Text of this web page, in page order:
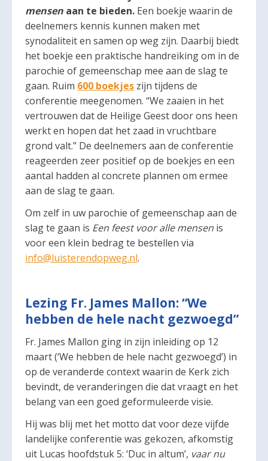
mensen aan te bieden. Een boekje waarin de
deelnemers kennis kunnen maken met
synodaliteit en samen op weg zijn. Daarbij biedt
het boekje een praktische handreiking om in de
parochie of gemeenschap mee aan de slag te
gaan. Ruim 600 boekjes zijn tijdens de
conferentie meegenomen. “We zaaien in het
vertrouwen dat de Heilige Geest door ons heen
werkt en hopen dat het zaad in vruchtbare
grond valt.” De deelnemers aan de conferentie
reageerden zeer positief op de boekjes en een
aantal hadden al concrete plannen om ermee
aan de slag te gaan.
Om zelf in uw parochie of gemeenschap aan de
slag te gaan is Een feest voor alle mensen is
voor een klein bedrag te bestellen via
info@luisterendopweg.nl.
Lezing Fr. James Mallon: “We
hebben de hele nacht gezwoegd”
Fr. James Mallon ging in zijn inleiding op 12
maart (‘We hebben de hele nacht gezwoegd’) in
op de veranderde context waarin de Kerk zich
bevindt, de veranderingen die dat vraagt en het
belang van een goed geformuleerde visie.
Hij was blij met het motto dat voor deze vijfde
landelijke conferentie was gekozen, afkomstig
uit Lucas hoofdstuk 5: ‘Duc in altum’, vaar nu